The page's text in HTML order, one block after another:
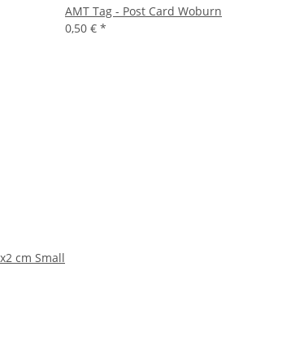
cm Small
AMT Tag - Post Card Woburn
0,50 € *